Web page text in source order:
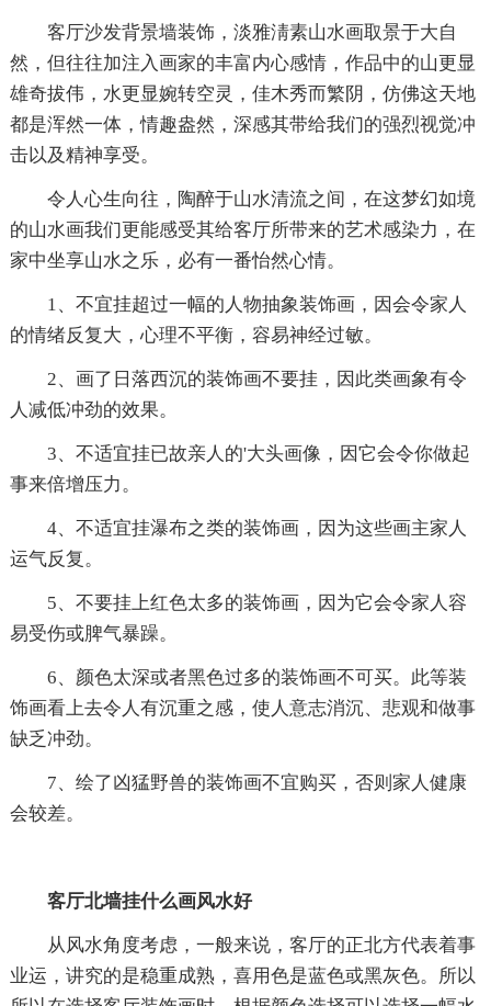
客厅沙发背景墙装饰，淡雅淸素山水画取景于大自
然，但往往加注入画家的丰富内心感情，作品中的山更显
雄奇拔伟，水更显婉转空灵，佳木秀而繁阴，仿佛这天地
都是浑然一体，情趣盎然，深感其带给我们的强烈视觉冲
击以及精神享受。
令人心生向往，陶醉于山水清流之间，在这梦幻如境
的山水画我们更能感受其给客厅所带来的艺术感染力，在
家中坐享山水之乐，必有一番怡然心情。
1、不宜挂超过一幅的人物抽象装饰画，因会令家人
的情绪反复大，心理不平衡，容易神经过敏。
2、画了日落西沉的装饰画不要挂，因此类画象有令
人减低冲劲的效果。
3、不适宜挂已故亲人的'大头画像，因它会令你做起
事来倍增压力。
4、不适宜挂瀑布之类的装饰画，因为这些画主家人
运气反复。
5、不要挂上红色太多的装饰画，因为它会令家人容
易受伤或脾气暴躁。
6、颜色太深或者黑色过多的装饰画不可买。此等装
饰画看上去令人有沉重之感，使人意志消沉、悲观和做事
缺乏冲劲。
7、绘了凶猛野兽的装饰画不宜购买，否则家人健康
会较差。
客厅北墙挂什么画风水好
从风水角度考虑，一般来说，客厅的正北方代表着事
业运，讲究的是稳重成熟，喜用色是蓝色或黑灰色。所以